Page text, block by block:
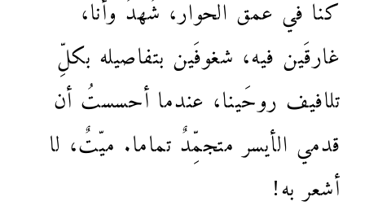
غارقَين فيه، شغوفَين بتفاصيله بكلِّ
تلافيف روحَينا، عندما أحسستُ أن
قدمي الأيسر متجمِّدٌ تماما. ميّتٌ، لا
أشعر به!